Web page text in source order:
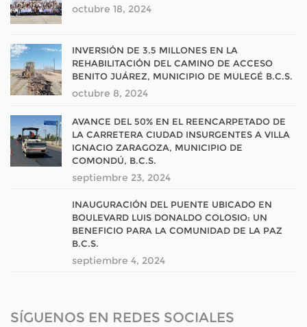
octubre 18, 2024
INVERSIÓN DE 3.5 MILLONES EN LA
REHABILITACIÓN DEL CAMINO DE ACCESO
BENITO JUÁREZ, MUNICIPIO DE MULEGÉ B.C.S.
octubre 8, 2024
AVANCE DEL 50% EN EL REENCARPETADO DE
LA CARRETERA CIUDAD INSURGENTES A VILLA
IGNACIO ZARAGOZA, MUNICIPIO DE
COMONDÚ, B.C.S.
septiembre 23, 2024
INAUGURACIÓN DEL PUENTE UBICADO EN
BOULEVARD LUIS DONALDO COLOSIO: UN
BENEFICIO PARA LA COMUNIDAD DE LA PAZ
B.C.S.
septiembre 4, 2024
SÍGUENOS EN REDES SOCIALES